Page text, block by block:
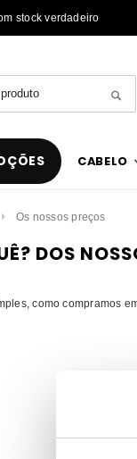
stock verdadeiro
CABELO
Os nossos preços
DOS
como compramos